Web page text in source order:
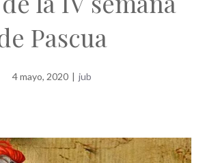
Pascua
4 mayo, 2020 | jub